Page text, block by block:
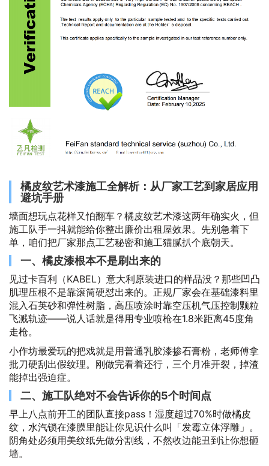
橘皮纹艺术漆施工全解析：从厂家工艺到家居应用
避坑手册
墙面想玩点花样又怕翻车？橘皮纹艺术漆这两年确实火，但
施工队手一抖就能给你整出廉价出租屋效果。先别急着下
单，咱们把厂家那点工艺秘密和施工猫腻扒个底朝天。
一、橘皮漆根本不是刷出来的
见过卡百利（KABEL）意大利原装进口的样品没？那些凹凸
肌理压根不是靠滚筒硬怼出来的。正规厂家会在基础漆料里
混入石英砂和弹性树脂，高压喷涂时靠空压机气压控制颗粒
飞溅轨迹——说人话就是得用专业喷枪在1.8米距离45度角
走枪。
小作坊最爱玩的把戏就是用普通乳胶漆掺石膏粉，老师傅拿
批刀硬刮出假纹理。刚做完看着还行，三个月准开裂，掉渣
能掉出强迫症。
二、施工队绝对不会告诉你的5个时间点
早上八点前开工的团队直接pass！湿度超过70%时做橘皮
纹，水汽锁在漆膜里能让你见识什么叫「发霉立体浮雕」。
阴角处必须用美纹纸先做分割线，不然收边能丑到让你想砸
墙。